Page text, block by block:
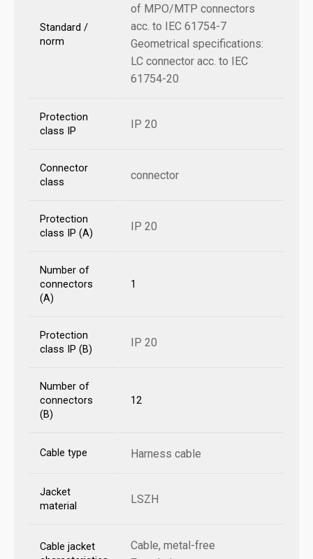
Standard /
norm
of MPO/MTP connectors
acc. to IEC 61754-7
Geometrical specifications:
LC connector acc. to IEC
61754-20
Protection
class IP
IP 20
Connector
class
connector
Protection
class IP (A)
IP 20
Number of
connectors
(A)
1
Protection
class IP (B)
IP 20
Number of
connectors
(B)
12
Cable type Harness cable
Jacket
material
LSZH
Cable jacket
Cable, metal-free